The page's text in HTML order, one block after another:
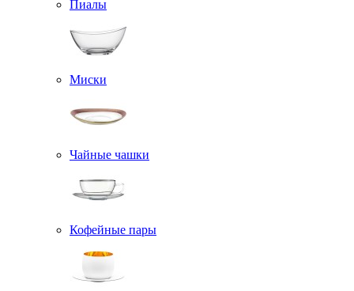
Пиалы
Миски
Чайные чашки
Кофейные пары